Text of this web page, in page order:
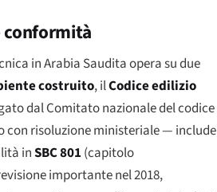
conformità
in Arabia Saudita opera su due
costruito, ilCodice edilizio
dal Comitato nazionale del codice
con risoluzione ministeriale — include
inSBC 801 (capitolo
importante nel 2018,